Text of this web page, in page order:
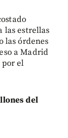
las estrellas
las órdenes
a Madrid
por el
del